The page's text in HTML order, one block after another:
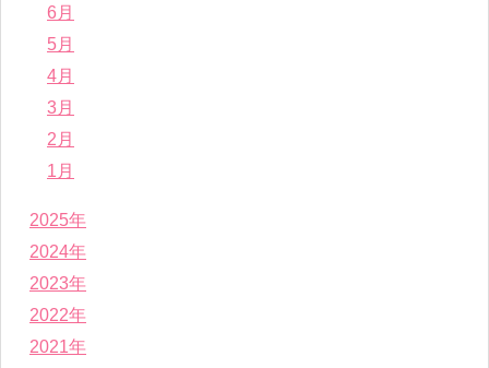
6月
5月
4月
3月
2月
1月
2025年
2024年
2023年
2022年
2021年